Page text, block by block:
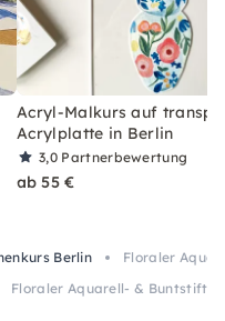
Acryl-Malkurs auf
Acrylplatte in Berlin
3,0 Partnerbewertung
ab 55 €
Berlin
Floraler
Floraler Aquarell- &